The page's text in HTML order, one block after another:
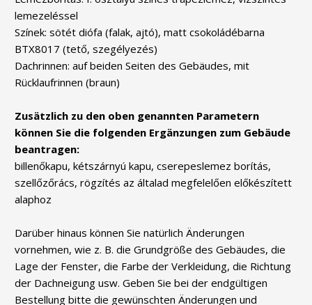
lemezeléssel
Színek: sötét diófa (falak, ajtó), matt csokoládébarna
BTX8017 (tető, szegélyezés)
Dachrinnen: auf beiden Seiten des Gebäudes, mit
Rücklaufrinnen (braun)
Zusätzlich zu den oben genannten Parametern
können Sie die folgenden Ergänzungen zum Gebäude
beantragen:
billenőkapu, kétszárnyú kapu, cserepeslemez borítás,
szellőzőrács, rögzítés az általad megfelelően előkészített
alaphoz
Darüber hinaus können Sie natürlich Änderungen
vornehmen, wie z. B. die Grundgröße des Gebäudes, die
Lage der Fenster, die Farbe der Verkleidung, die Richtung
der Dachneigung usw. Geben Sie bei der endgültigen
Bestellung bitte die gewünschten Änderungen und